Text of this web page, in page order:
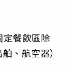
餐飲區除
、航空器）